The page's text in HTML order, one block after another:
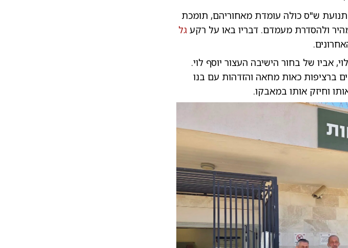
תנועת ש"ס כולה עומדת מאחוריהם, תומכת
ולהסדרת מעמדם. דבריו באו על רקע גל
אביו של בחור הישיבה העצור יוסף לוי.
ברציפות כאות מחאה והזדהות עם בנו
וחיזק אותו במאבקו.